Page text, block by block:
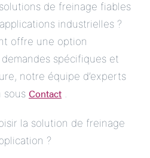
de freinage fiables
industrielles ?
offre une option
spécifiques et
notre équipe d’experts
sous Contact .
la solution de freinage
?